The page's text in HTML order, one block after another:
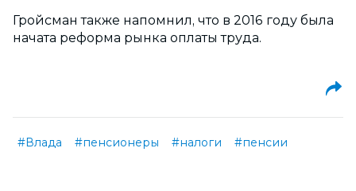
Гройсман также напомнил, что в 2016 году была
начата реформа рынка оплаты труда.
#Влада #пенсионеры #налоги #пенсии